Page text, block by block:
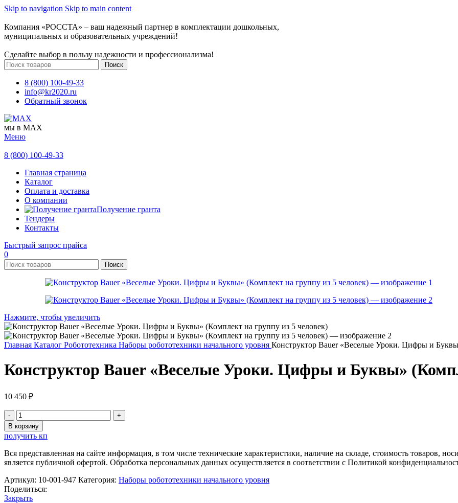
Skip to navigation Skip to main content
Компания «РОССТА» – ваш надежный партнер в комплектации дошкольных,
муниципальных и образовательных учреждений!
Сделайте выбор в пользу надежности и профессионализма!
Поиск
8 (800) 100-49-33
info@kr2020.ru
Обратный звонок
мы в MAX
Меню
8 (800) 100-49-33
Главная страница
Каталог
Оплата и доставка
О компании
Получение гранта
Тендеры
Контакты
Быстрый запрос прайса
0
Поиск
Нажмите, чтобы увеличить
Главная Каталог Робототехника Наборы робототехники начального уровня Конструктор Bauer «Веселые Уроки. Цифры и
Конструктор Bauer «Веселые Уроки. Цифры и Буквы»
10 450 ₽
Количество
товара
Конструктор
Bauer
«Веселые
Уроки.
Цифры
и
Буквы»
(Комплект
В корзину
получить кп
Вся представленная на сайте информация, в том числе технические характеристики, наличие на складе, стоимость товаров,
является публичной офертой. Обработка персональных данных осуществляется в соответствии с Политикой
Артикул: 10-001-947 Категория: Наборы робототехники начального уровня
Поделиться:
Закрыть